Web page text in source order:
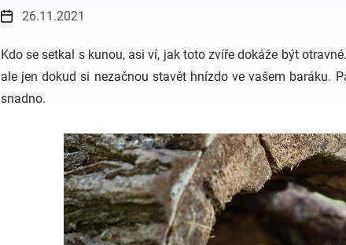
26.11.2021
Kdo se setkal s kunou, asi ví, jak toto zvíře dokáže být
ale jen dokud si nezačnou stavět hnízdo ve vašem baráku.
snadno.